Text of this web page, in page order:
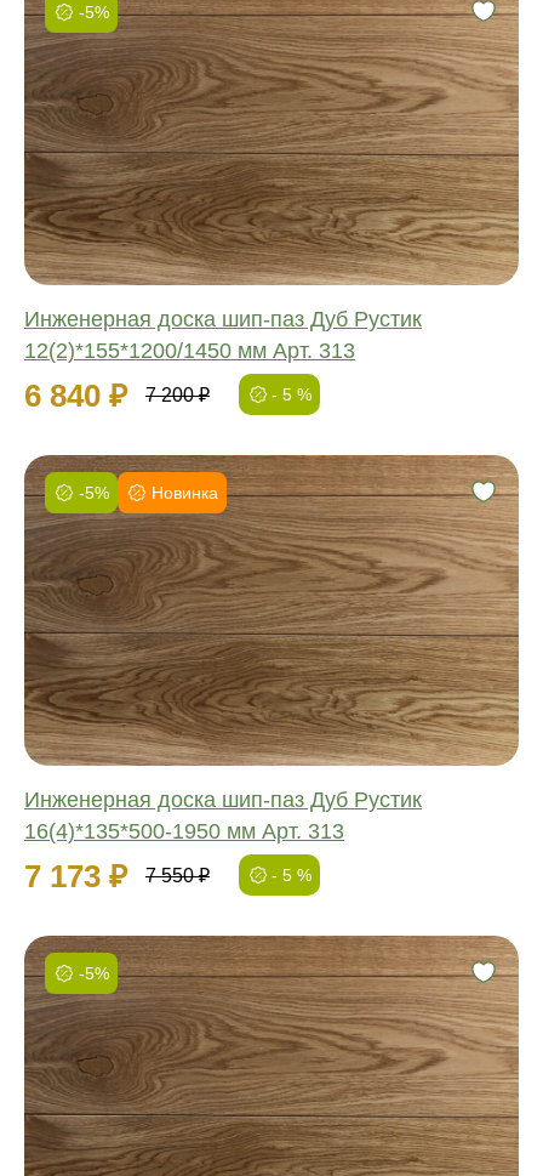
-5%
Инженерная доска шип-паз Дуб Рустик
12(2)*155*1200/1450 мм Арт. 313
6 840 ₽ 7 200 ₽ - 5 %
Фаска:
Соединение:
Обработка:
Длина:
Ширина:
Толщина:
-5% Новинка
Инженерная доска шип-паз Дуб Рустик
16(4)*135*500-1950 мм Арт. 313
7 173 ₽ 7 550 ₽ - 5 %
Фаска:
Соединение:
Обработка:
Длина:
Ширина:
Толщина:
-5%
Фаска:
Соединение:
Обработка:
Длина:
Ширина:
Толщина: